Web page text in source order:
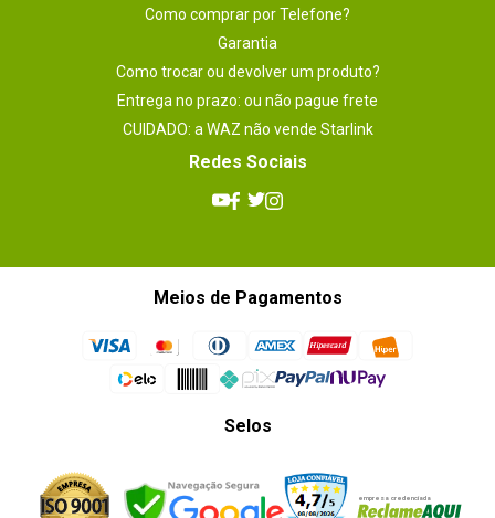
Como comprar por Telefone?
Garantia
Como trocar ou devolver um produto?
Entrega no prazo: ou não pague frete
CUIDADO: a WAZ não vende Starlink
Redes Sociais
Meios de Pagamentos
Selos